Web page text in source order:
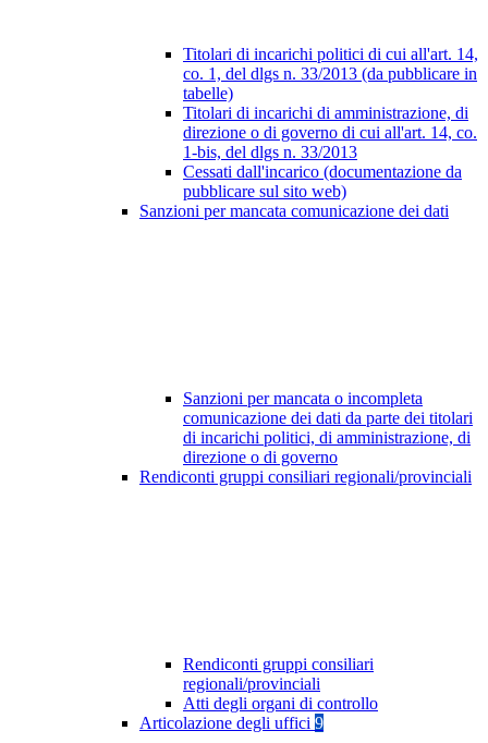
Titolari di incarichi politici di cui all'art. 14,
co. 1, del dlgs n. 33/2013 (da pubblicare in
tabelle)
Titolari di incarichi di amministrazione, di
direzione o di governo di cui all'art. 14, co.
1-bis, del dlgs n. 33/2013
Cessati dall'incarico (documentazione da
pubblicare sul sito web)
Sanzioni per mancata comunicazione dei dati
Sanzioni per mancata o incompleta
comunicazione dei dati da parte dei titolari
di incarichi politici, di amministrazione, di
direzione o di governo
Rendiconti gruppi consiliari regionali/provinciali
Rendiconti gruppi consiliari
regionali/provinciali
Atti degli organi di controllo
Articolazione degli uffici 9